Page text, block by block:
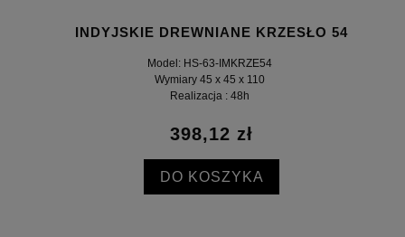
INDYJSKIE DREWNIANE KRZESŁO 54
Model: HS-63-IMKRZE54
Wymiary 45 x 45 x 110
Realizacja : 48h
398,12 zł
DO KOSZYKA